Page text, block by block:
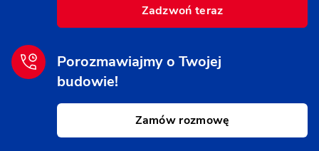
Zadzwoń teraz
Porozmawiajmy o Twojej
budowie!
Zamów rozmowę